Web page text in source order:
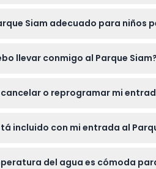
Siam adecuado para niños
restricciones de altura en algunas
llevar conmigo al Parque Siam?
cancelar o reprogramar mi
incluido con mi entrada al
del agua es cómoda